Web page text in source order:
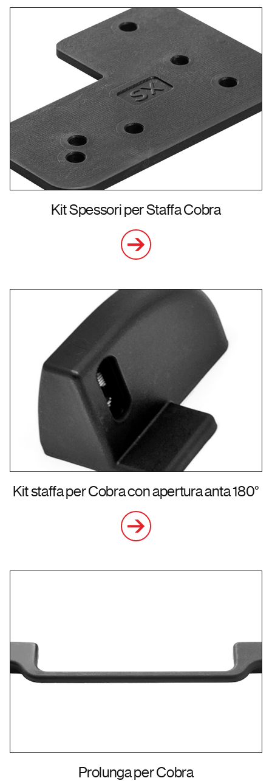
Kit Spessori per Staffa Cobra
Kit staffa per Cobra con apertura anta 180°
Prolunga per Cobra